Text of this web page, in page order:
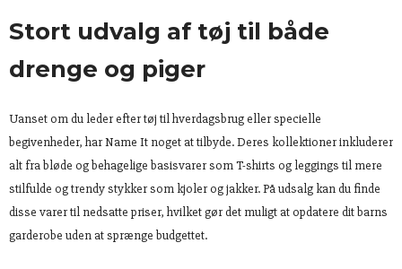
Stort udvalg af tøj til både
drenge og piger
Uanset om du leder efter tøj til hverdagsbrug eller specielle
begivenheder, har Name It noget at tilbyde. Deres kollektioner inkluderer
alt fra bløde og behagelige basisvarer som T-shirts og leggings til mere
stilfulde og trendy stykker som kjoler og jakker. På udsalg kan du finde
disse varer til nedsatte priser, hvilket gør det muligt at opdatere dit barns
garderobe uden at sprænge budgettet.